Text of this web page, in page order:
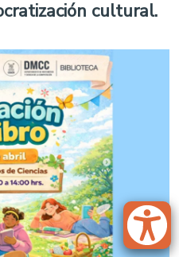
cultural.